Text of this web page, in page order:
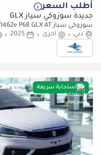
أطلب السعر
جديدة سوزوكي سياز GLX
سوزوكي سياز GLX SUZUKI Ciaz 1462e P68 GLX AT (للتصدير فقط)
دبي
أخرى 2025
استجابة سريعة